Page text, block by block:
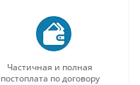
Частичная и полная
постоплата по договору